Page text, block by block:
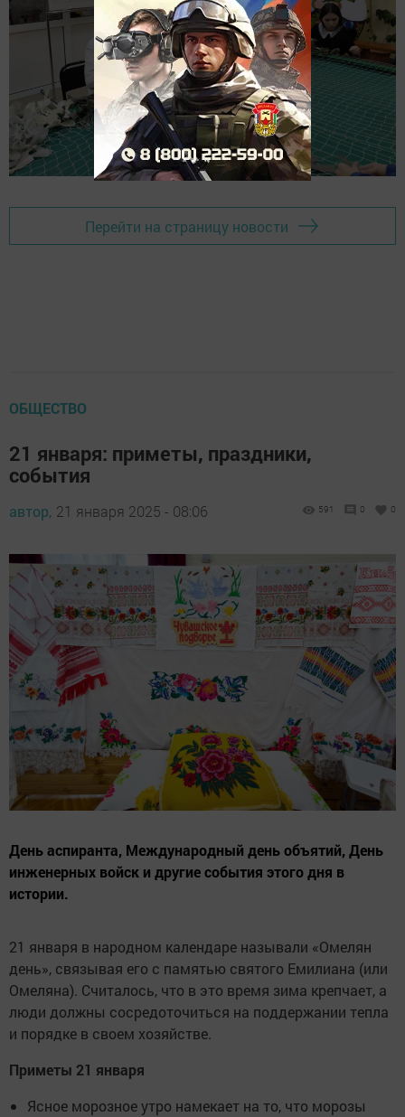
Перейти на страницу новости
ОБЩЕСТВО
21 января: приметы, праздники,
события
автор, 21 января 2025 - 08:06 591 0 0
День аспиранта, Международный день объятий, День
инженерных войск и другие события этого дня в
истории.
21 января в народном календаре называли «Омелян
день», связывая его с памятью святого Емилиана (или
Омеляна). Считалось, что в это время зима крепчает, а
люди должны сосредоточиться на поддержании тепла
и порядке в своем хозяйстве.
Приметы 21 января
Ясное морозное утро намекает на то, что морозы